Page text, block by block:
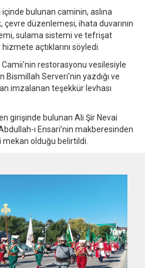
bulunan caminin, aslına
düzenlemesi, ihata duvarının
sulama sistemi ve tefrişat
açtıklarını söyledi.
Camii'nin restorasyonu vesilesiyle
Bismillah Serveri'nin yazdığı ve
imzalanan teşekkür levhası
girişinde bulunan Ali Şir Nevai
ı Ensari’nin makberesinden
olduğu belirtildi.